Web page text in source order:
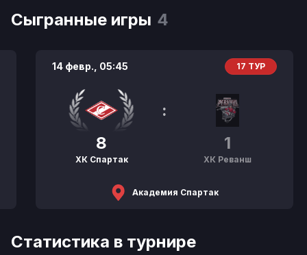
Сыгранные игры 4
14 февр., 05:45 17 ТУР
8
ХК Спартак
:
1
ХК Реванш
Академия Спартак
Статистика в турнире